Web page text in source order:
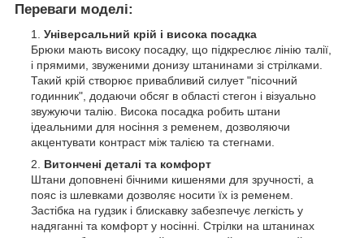
Переваги моделі:
Універсальний крій і висока посадка
Брюки мають високу посадку, що підкреслює лінію талії,
і прямими, звуженими донизу штанинами зі стрілками.
Такий крій створює привабливий силует "пісочний
годинник", додаючи обсяг в області стегон і візуально
звужуючи талію. Висока посадка робить штани
ідеальними для носіння з ременем, дозволяючи
акцентувати контраст між талією та стегнами.
Витончені деталі та комфорт
Штани доповнені бічними кишенями для зручності, а
пояс із шлевками дозволяє носити їх із ременем.
Застібка на гудзик і блискавку забезпечує легкість у
надяганні та комфорт у носінні. Стрілки на штанинах